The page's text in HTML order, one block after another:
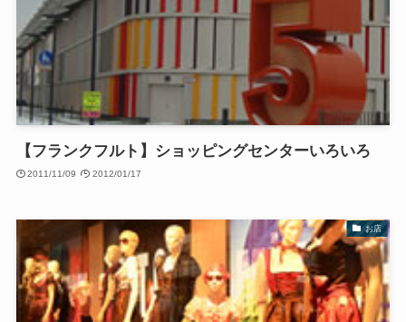
【フランクフルト】ショッピングセンターいろいろ
2011/11/09 2012/01/17
お店